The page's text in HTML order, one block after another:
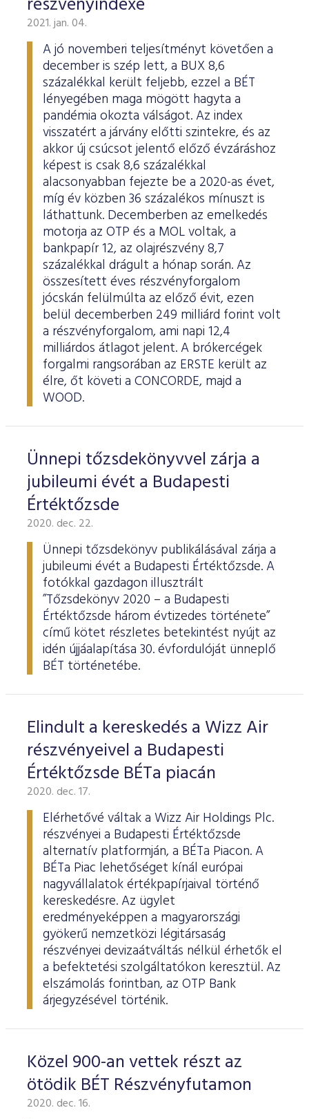
2021. jan. 04.
A jó novemberi teljesítményt követően a
december is szép lett, a BUX 8,6
százalékkal került feljebb, ezzel a BÉT
lényegében maga mögött hagyta a
pandémia okozta válságot. Az index
visszatért a járvány előtti szintekre, és az
akkor új csúcsot jelentő előző évzáráshoz
képest is csak 8,6 százalékkal
alacsonyabban fejezte be a 2020-as évet,
míg év közben 36 százalékos mínuszt is
láthattunk. Decemberben az emelkedés
motorja az OTP és a MOL voltak, a
bankpapír 12, az olajrészvény 8,7
százalékkal drágult a hónap során. Az
összesített éves részvényforgalom
jócskán felülmúlta az előző évit, ezen
belül decemberben 249 milliárd forint volt
a részvényforgalom, ami napi 12,4
milliárdos átlagot jelent. A brókercégek
forgalmi rangsorában az ERSTE került az
élre, őt követi a CONCORDE, majd a
WOOD.
Ünnepi tőzsdekönyvvel zárja a
jubileumi évét a Budapesti
Értéktőzsde
2020. dec. 22.
Ünnepi tőzsdekönyv publikálásával zárja a
jubileumi évét a Budapesti Értéktőzsde. A
fotókkal gazdagon illusztrált
”Tőzsdekönyv 2020 – a Budapesti
Értéktőzsde három évtizedes története”
című kötet részletes betekintést nyújt az
idén újjáalapítása 30. évfordulóját ünneplő
BÉT történetébe.
Elindult a kereskedés a Wizz Air
részvényeivel a Budapesti
Értéktőzsde BÉTa piacán
2020. dec. 17.
Elérhetővé váltak a Wizz Air Holdings Plc.
részvényei a Budapesti Értéktőzsde
alternatív platformján, a BÉTa Piacon. A
BÉTa Piac lehetőséget kínál európai
nagyvállalatok értékpapírjaival történő
kereskedésre. Az ügylet
eredményeképpen a magyarországi
gyökerű nemzetközi légitársaság
részvényei devizaátváltás nélkül érhetők el
a befektetési szolgáltatókon keresztül. Az
elszámolás forintban, az OTP Bank
árjegyzésével történik.
Közel 900-an vettek részt az
ötödik BÉT Részvényfutamon
2020. dec. 16.